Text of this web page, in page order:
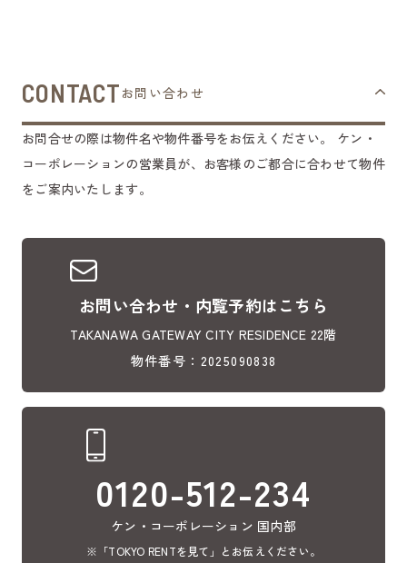
CONTACT お問い合わせ
お問合せの際は物件名や物件番号をお伝えください。
ケン・
コーポレーションの営業員が、お客様のご都合に合わせて物件
をご案内いたします。
お問い合わせ・内覧予約はこちら
TAKANAWA GATEWAY CITY RESIDENCE 22階
物件番号：2025090838
0120-512-234
ケン・コーポレーション 国内部
※「TOKYO RENTを見て」とお伝えください。